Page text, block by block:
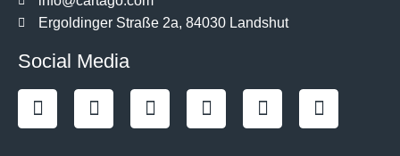
Ergoldinger Straße 2a, 84030 Landshut
Social Media